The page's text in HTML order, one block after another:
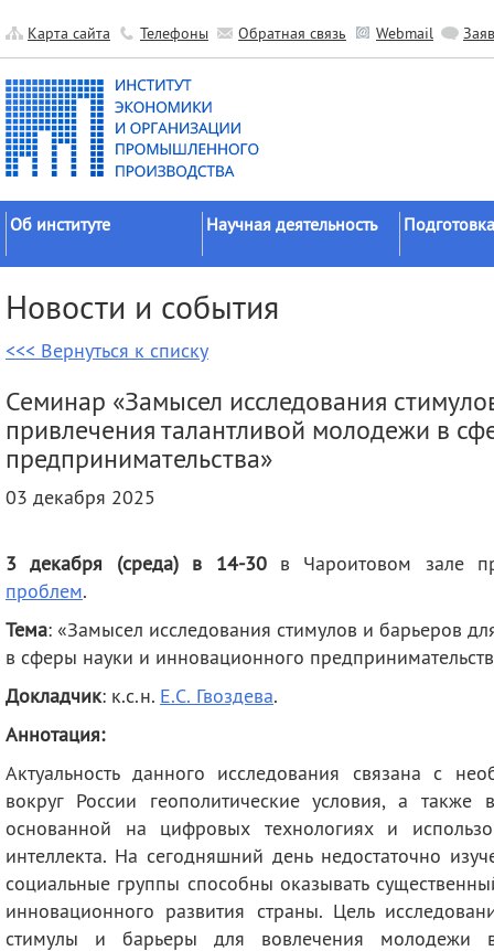
Карта сайта Телефоны Обратная связь Webmail
Об институте
Официальные документы
История
Научные подразделения
Прочие подразделения
деятельность
Научная деятельность
исследований
Гранты
Научные школы
Экспедиции
советы
Целевое
Новости и события
<<< Вернуться к списку
Семинар «Замысел исследования
привлечения талантливой молодежи в
предпринимательства»
03 декабря 2025
3 декабря (среда) в 14-30в Чароитовом зале
проблем.
Тема: «Замысел исследования стимулов и барьеров
в сферы науки и инновационного
Докладчик: к.с.н. Е.С. Гвоздева.
Аннотация:
Актуальность данного исследования связана с
вокруг России геополитические условия, а
основанной на цифровых технологиях и
интеллекта. На сегодняшний день недостаточно
социальные группы способны оказывать
инновационного развития страны. Цель
стимулы и барьеры для вовлечения молодежи